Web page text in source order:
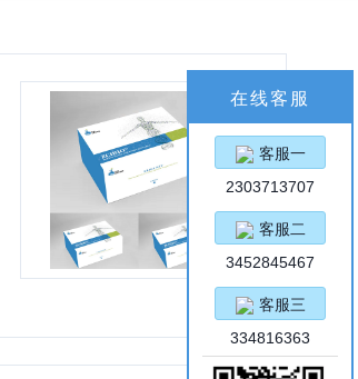
在线客服
客服一
2303713707
客服二
3452845467
客服三
334816363